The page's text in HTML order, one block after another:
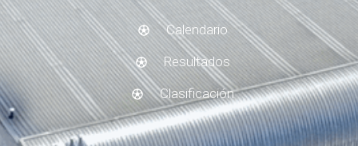
Calendario
Resultados
Clasificación